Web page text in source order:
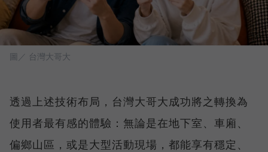
圖／ 台灣大哥大
透過上述技術布局，台灣大哥大成功將之轉換為
使用者最有感的體驗：無論是在地下室、車廂、
偏鄉山區，或是大型活動現場，都能享有穩定、